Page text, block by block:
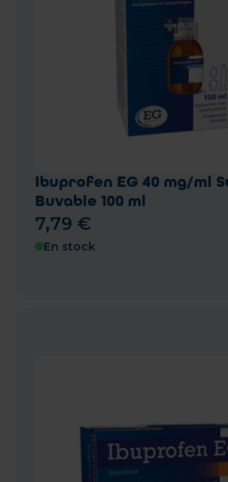
Ibuprofen EG 40 mg/ml
Buvable 100 ml
7,79 €
En stock